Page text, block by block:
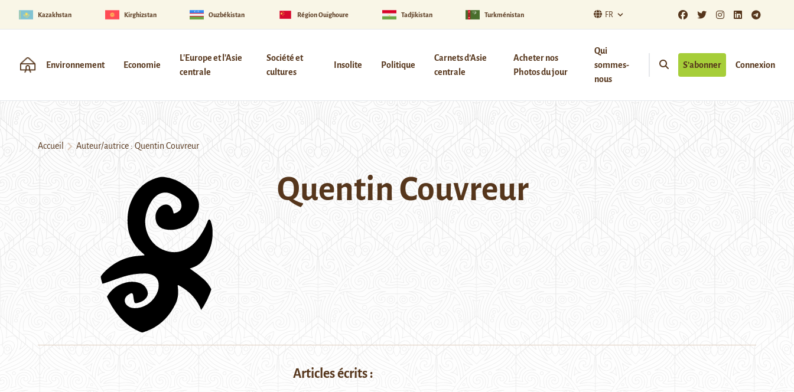
Kazakhstan Kirghizstan Ouzbékistan Région Ouïghoure Tadjikistan Turkménistan FR
Environnement Economie
L'Europe et l'Asie
centrale
Société et
cultures
Insolite Politique
Carnets d’Asie
centrale
Acheter nos
Photos du jour
Qui
sommes-
nous
S’abonner Connexion
Accueil Auteur/autrice : Quentin Couvreur
Quentin Couvreur
Articles écrits :